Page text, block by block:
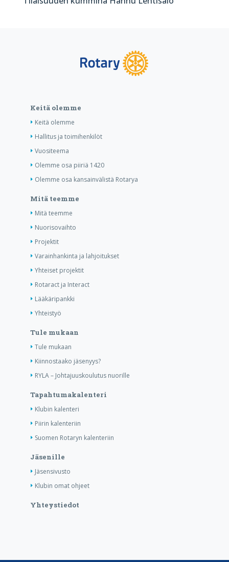
Keitä olemme
Keitä olemme
Hallitus ja toimihenkilöt
Vuositeema
Olemme osa piiriä 1420
Olemme osa kansainvälistä Rotarya
Mitä teemme
Mitä teemme
Nuorisovaihto
Projektit
Varainhankinta ja lahjoitukset
Yhteiset projektit
Rotaract ja Interact
Lääkäripankki
Yhteistyö
Tule mukaan
Tule mukaan
Kiinnostaako jäsenyys?
RYLA – Johtajuuskoulutus nuorille
Tapahtumakalenteri
Klubin kalenteri
Piirin kalenteriin
Suomen Rotaryn kalenteriin
Jäsenille
Jäsensivusto
Klubin omat ohjeet
Yhteystiedot